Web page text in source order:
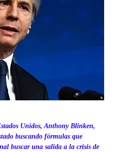
Unidos, Anthony Blinken,
buscando fórmulas que
buscar una salida a la crisis de